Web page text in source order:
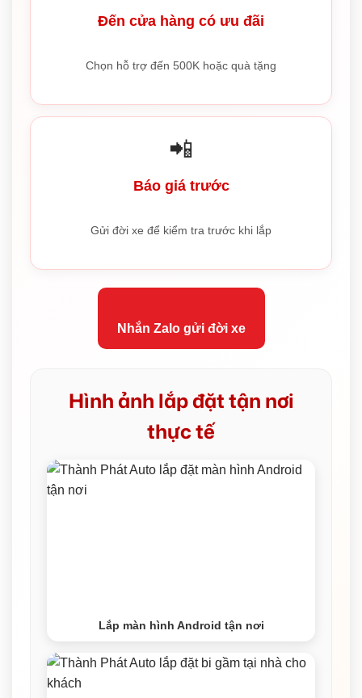
Đến cửa hàng có ưu đãi
Chọn hỗ trợ đến 500K hoặc quà tặng
📲
Báo giá trước
Gửi đời xe để kiểm tra trước khi lắp
Nhắn Zalo gửi đời xe
Hình ảnh lắp đặt tận nơi
thực tế
Lắp màn hình Android tận nơi